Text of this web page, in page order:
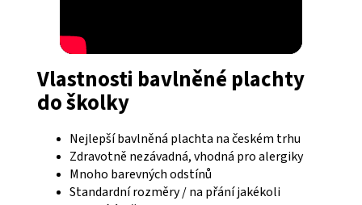
Vlastnosti bavlněné plachty
do školky
Nejlepší bavlněná plachta na českém trhu
Zdravotně nezávadná, vhodná pro alergiky
Mnoho barevných odstínů
Standardní rozměry / na přání jakékoli